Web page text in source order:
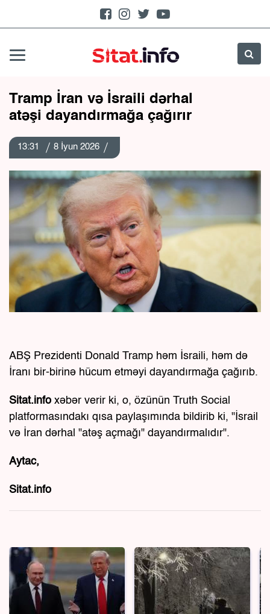
Tramp İran və İsraili dərhal
atəşi dayandırmağa çağırır
13:31 8 İyun 2026
ABŞ Prezidenti Donald Tramp həm İsraili, həm də
İranı bir-birinə hücum etməyi dayandırmağa çağırıb.
Sitat.info xəbər verir ki, o, özünün Truth Social
platformasındakı qısa paylaşımında bildirib ki, "İsrail
və İran dərhal "atəş açmağı" dayandırmalıdır".
Aytac,
Sitat.info